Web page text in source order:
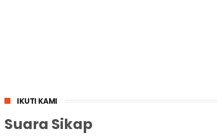
IKUTI KAMI
Suara Sikap